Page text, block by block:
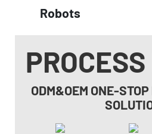
Robots
ODM&OEM ONE-